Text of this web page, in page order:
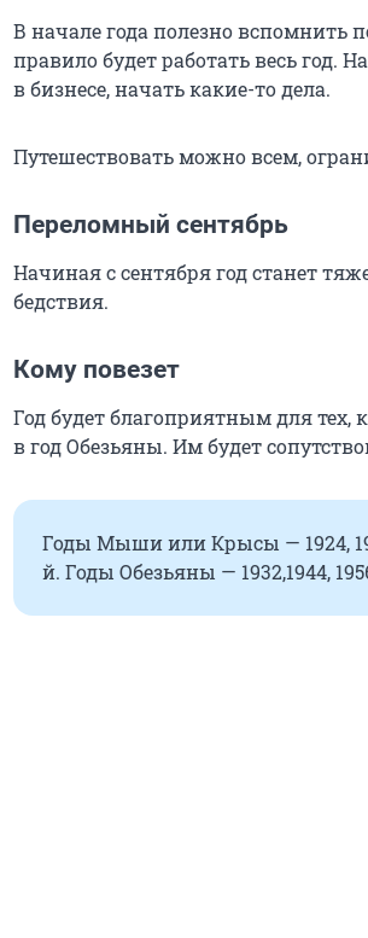
В начале года полезно вспомнить
правило будет работать весь год.
в бизнесе, начать какие-то дела.
Путешествовать можно всем,
Переломный сентябрь
Начиная с сентября год станет
бедствия.
Кому повезет
Год будет благоприятным для
в год Обезьяны. Им будет
Годы Мыши или Крысы — 1924,
й. Годы Обезьяны — 1932,1944,